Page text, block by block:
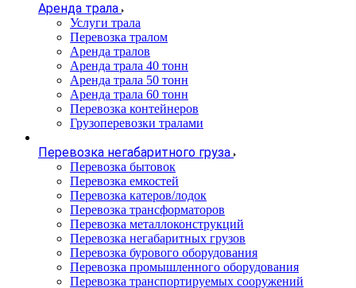
Аренда трала
Услуги трала
Перевозка тралом
Аренда тралов
Аренда трала 40 тонн
Аренда трала 50 тонн
Аренда трала 60 тонн
Перевозка контейнеров
Грузоперевозки тралами
Перевозка негабаритного груза
Перевозка бытовок
Перевозка емкостей
Перевозка катеров/лодок
Перевозка трансформаторов
Перевозка металлоконструкций
Перевозка негабаритных грузов
Перевозка бурового оборудования
Перевозка промышленного оборудования
Перевозка транспортируемых сооружений